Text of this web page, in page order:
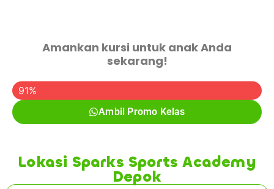
Amankan kursi untuk anak Anda
sekarang!
Promo Kelas Sudah Diambil
91%
Ambil Promo Kelas
Lokasi Sparks Sports Academy
Depok